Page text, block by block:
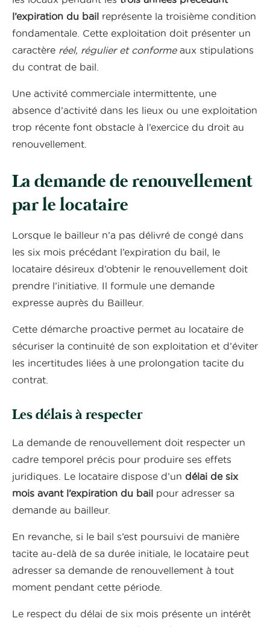
l’expiration du bail représente la troisième condition
fondamentale. Cette exploitation doit présenter un
caractère réel, régulier et conformeaux stipulations
du contrat de bail.
Une activité commerciale intermittente, une
absence d’activité dans les lieux ou une exploitation
trop récente font obstacle à l’exercice du droit au
renouvellement.
La demande de renouvellement
par le locataire
Lorsque le bailleur n’a pas délivré de congé dans
les six mois précédant l’expiration du bail, le
locataire désireux d’obtenir le renouvellement doit
prendre l’initiative. Il formule une demande
expresse auprès du Bailleur.
Cette démarche proactive permet au locataire de
sécuriser la continuité de son exploitation et d’éviter
les incertitudes liées à une prolongation tacite du
contrat.
Les délais à respecter
La demande de renouvellement doit respecter un
cadre temporel précis pour produire ses effets
juridiques. Le locataire dispose d’un délai de six
mois avant l’expiration du bail pour adresser sa
demande au bailleur.
En revanche, si le bail s’est poursuivi de manière
tacite au-delà de sa durée initiale, le locataire peut
adresser sa demande de renouvellement à tout
moment pendant cette période.
Le respect du délai de six mois présente un intérêt